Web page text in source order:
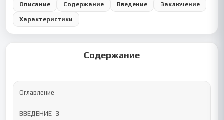
Описание Содержание Введение Заключение
Характеристики
Содержание
Оглавление
ВВЕДЕНИЕ	3